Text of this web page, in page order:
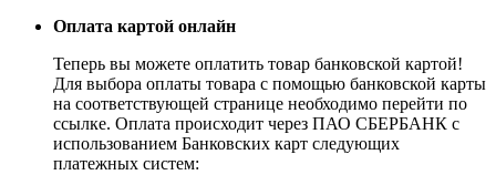
Оплата картой онлайн
Теперь вы можете оплатить товар банковской картой!
Для выбора оплаты товара с помощью банковской карты
на соответствующей странице необходимо перейти по
ссылке. Оплата происходит через ПАО СБЕРБАНК с
использованием Банковских карт следующих
платежных систем: